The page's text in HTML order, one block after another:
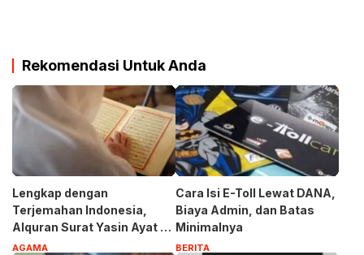
Rekomendasi Untuk Anda
Lengkap dengan
Terjemahan Indonesia,
Alquran Surat Yasin Ayat 1-
83
AGAMA
Cara Isi E-Toll Lewat DANA,
Biaya Admin, dan Batas
Minimalnya
BERITA